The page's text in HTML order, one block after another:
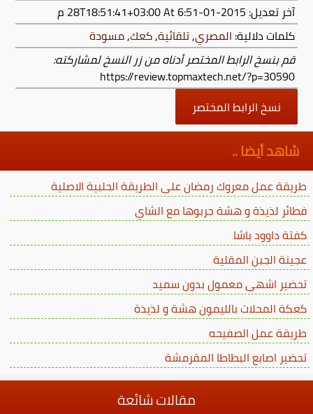
آخر تعديل: 2015-01-28T18:51:41+03:00
At 6:51 م
كلمات دلالية: المصري,تلقائية,كعك,مسودة
قم بنسخ الرابط المختصر أدناه من زر النسخ لمشاركته:
https://review.topmaxtech.net/?p=30590
نسخ الرابط المختصر
شاهد أيضا ..
طريقة عمل معروك رمضان على الطريقة الحلبية الاصلية
فطائر لذيذة و هشة جربوها مع الشاي
كفتة داوود باشا
عجينة الجبن المقلية
تحضير اشهى معمول بدون سميد
كعكة المحلات بالليمون هشة و لذيذة
طريقة عمل الصفيحه
تحضير اصابع البطاطا المقرمشة
مقالات شائعة